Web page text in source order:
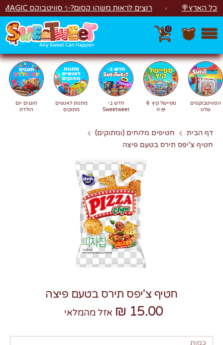
דלג
הארץ🍭 רוצים לראות משהו קסום?✨ סוויטבוקס MAGIC הפך ל"מכונת משחקים"! 🎁🕹️
0
חפשחיפוש
הסוויטבוקסים
שלנו
ספיישל קיץ 🍦
🍧🌞
חדש ב-
Sweetweet
מתנות לאנשים
מתוקים
חוגגים יום
הולדת
דף הבית
חטיפים מלוחים (ומתוקים)
חטיף צ'יפס תירס בטעם פיצה
חטיף צ'יפס תירס בטעם פיצה
15.00 ₪ אזל מהמלאי
כמות